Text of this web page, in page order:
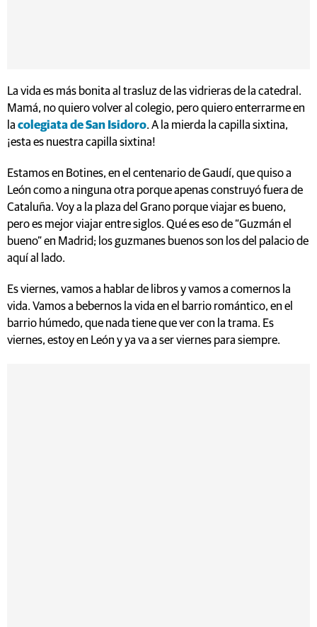
La vida es más bonita al trasluz de las vidrieras de la catedral.
Mamá, no quiero volver al colegio, pero quiero enterrarme en
la colegiata de San Isidoro. A la mierda la capilla sixtina,
¡esta es nuestra capilla sixtina!
Estamos en Botines, en el centenario de Gaudí, que quiso a
León como a ninguna otra porque apenas construyó fuera de
Cataluña. Voy a la plaza del Grano porque viajar es bueno,
pero es mejor viajar entre siglos. Qué es eso de “Guzmán el
bueno” en Madrid; los guzmanes buenos son los del palacio de
aquí al lado.
Es viernes, vamos a hablar de libros y vamos a comernos la
vida. Vamos a bebernos la vida en el barrio romántico, en el
barrio húmedo, que nada tiene que ver con la trama. Es
viernes, estoy en León y ya va a ser viernes para siempre.